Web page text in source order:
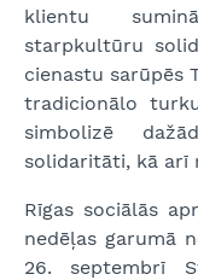
klientu
starpkultūru
cienastu sarūpēs
tradicionālo
simbolizē
solidaritāti, kā arī
Rīgas sociālās
nedēļas garumā
26. septembrī